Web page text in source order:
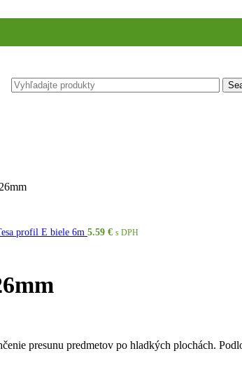
profil E biele 6m 5.59 € s DPH
presunu predmetov po hladkých plochách.